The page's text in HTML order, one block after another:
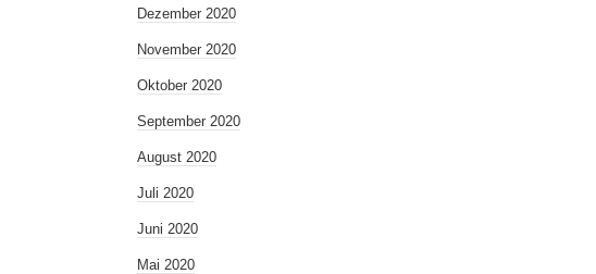
Dezember 2020
November 2020
Oktober 2020
September 2020
August 2020
Juli 2020
Juni 2020
Mai 2020